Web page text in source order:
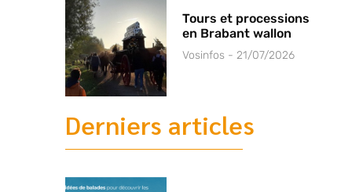
Tours et processions
en Brabant wallon
Vosinfos 21/07/2026
Derniers articles